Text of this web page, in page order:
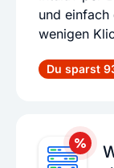
und einfach
wenigen
Du sparst